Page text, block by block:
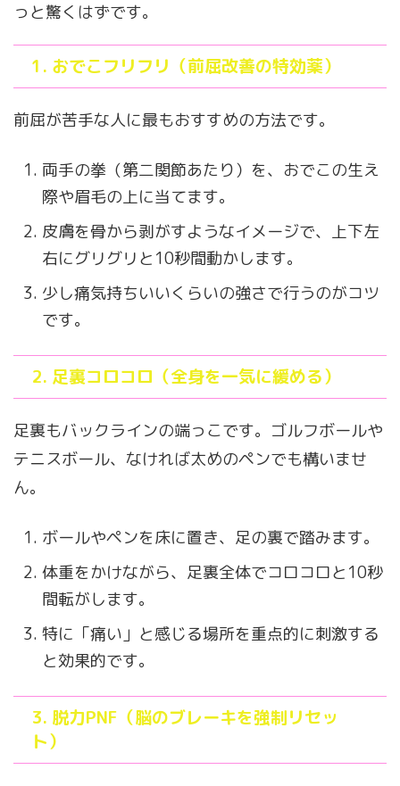
っと驚くはずです。
1. おでこフリフリ（前屈改善の特効薬）
前屈が苦手な人に最もおすすめの方法です。
両手の拳（第二関節あたり）を、おでこの生え
際や眉毛の上に当てます。
皮膚を骨から剥がすようなイメージで、上下左
右にグリグリと10秒間動かします。
少し痛気持ちいいくらいの強さで行うのがコツ
です。
2. 足裏コロコロ（全身を一気に緩める）
足裏もバックラインの端っこです。ゴルフボールや
テニスボール、なければ太めのペンでも構いませ
ん。
ボールやペンを床に置き、足の裏で踏みます。
体重をかけながら、足裏全体でコロコロと10秒
間転がします。
特に「痛い」と感じる場所を重点的に刺激する
と効果的です。
3. 脱力PNF（脳のブレーキを強制リセッ
ト）